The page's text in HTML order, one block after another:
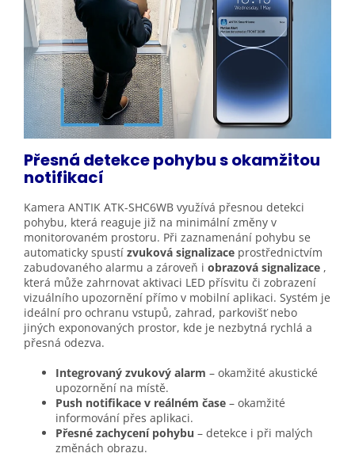
Přesná detekce pohybu s okamžitou
notifikací
Kamera ANTIK ATK-SHC6WB využívá přesnou detekci
pohybu, která reaguje již na minimální změny v
monitorovaném prostoru. Při zaznamenání pohybu se
automaticky spustí zvuková signalizace prostřednictvím
zabudovaného alarmu a zároveň i obrazová signalizace ,
která může zahrnovat aktivaci LED přísvitu či zobrazení
vizuálního upozornění přímo v mobilní aplikaci. Systém je
ideální pro ochranu vstupů, zahrad, parkovišť nebo
jiných exponovaných prostor, kde je nezbytná rychlá a
přesná odezva.
Integrovaný zvukový alarm – okamžité akustické
upozornění na místě.
Push notifikace v reálném čase – okamžité
informování přes aplikaci.
Přesné zachycení pohybu – detekce i při malých
změnách obrazu.